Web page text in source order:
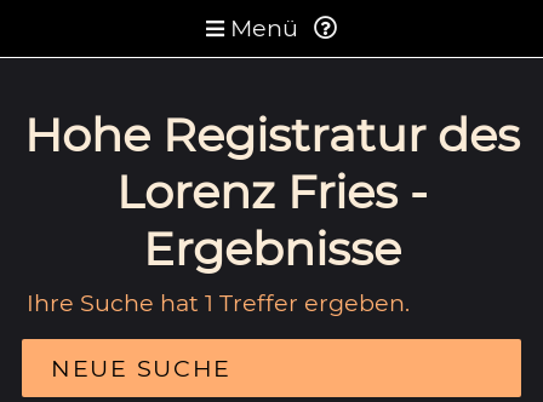
Menü
Hohe Registratur des
Lorenz Fries -
Ergebnisse
Ihre Suche hat 1 Treffer ergeben.
NEUE SUCHE